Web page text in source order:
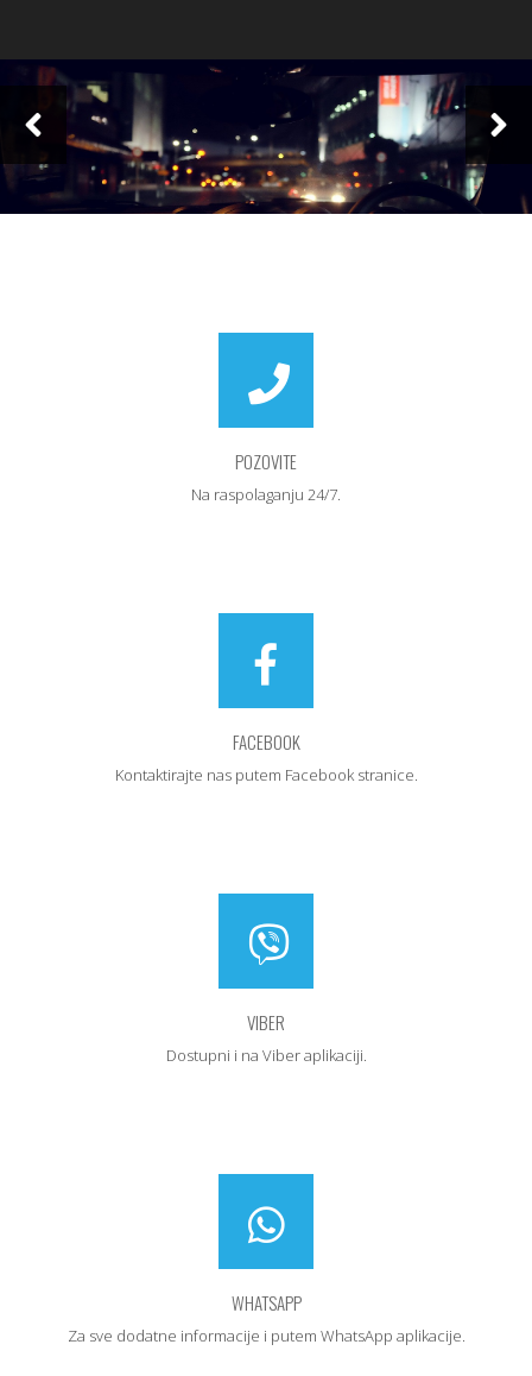
POZOVITE
Na raspolaganju 24/7.
FACEBOOK
Kontaktirajte nas putem Facebook stranice.
VIBER
Dostupni i na Viber aplikaciji.
WHATSAPP
Za sve dodatne informacije i putem WhatsApp aplikacije.